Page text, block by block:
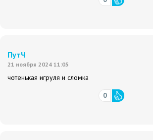
ПутЧ
21 ноября 2024 11:05
чотенькая игруля и сломка
0